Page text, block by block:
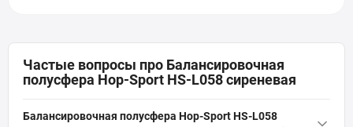
Частые вопросы про Балансировочная
полусфера Hop-Sport HS-L058 сиреневая
Балансировочная полусфера Hop-Sport HS-L058